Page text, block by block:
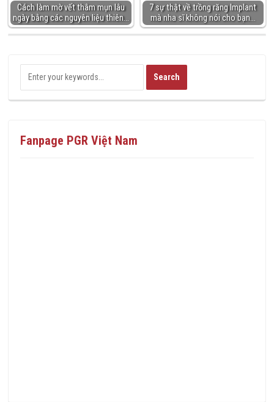
Cách làm mờ vết thâm mụn lâu
ngày bằng các nguyên liệu thiên…
7 sự thật về trồng răng Implant
mà nha sĩ không nói cho bạn…
Fanpage PGR Việt Nam